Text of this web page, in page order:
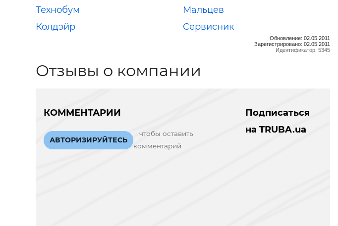
Технобум
Мальцев
Колдэйр
Сервисник
Обновление: 02.05.2011
Зарегистрировано: 02.05.2011
Идентификатор: 5345
Отзывы о компании
КОММЕНТАРИИ
АВТОРИЗИРУЙТЕСЬ
чтобы оставить
комментарий
Подписаться
на TRUBA.ua